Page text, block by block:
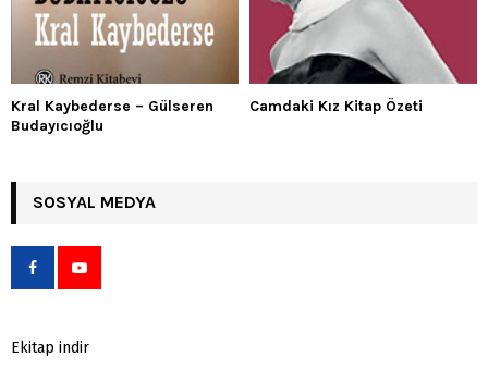
Kral Kaybederse – Gülseren
Budayıcıoğlu
Camdaki Kız Kitap Özeti
SOSYAL MEDYA
Ekitap indir